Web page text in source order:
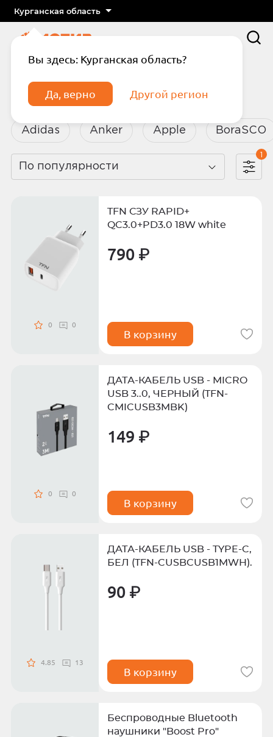
Курганская область
Вы здесь: Курганская область?
Да, верно Другой регион
Аксессуары
Adidas Anker Apple BoraSCO
По популярности
1
0 0
TFN СЗУ RAPID+
QC3.0+PD3.0 18W white
790 ₽
В корзину
0 0
ДАТА-КАБЕЛЬ USB - MICRO
USB 3..0, ЧЕРНЫЙ (TFN-
CMICUSB3MBK)
149 ₽
В корзину
4.85 13
ДАТА-КАБЕЛЬ USB - TYPE-C,
БЕЛ (TFN-CUSBCUSB1MWH).
90 ₽
В корзину
Беспроводные Bluetooth
наушники "Boost Pro"
Отправить код по СМС
Отправить код еще раз через
сек.